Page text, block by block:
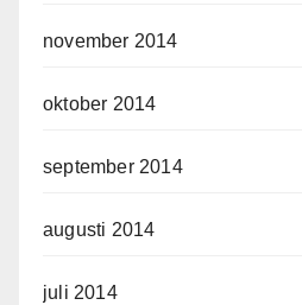
november 2014
oktober 2014
september 2014
augusti 2014
juli 2014